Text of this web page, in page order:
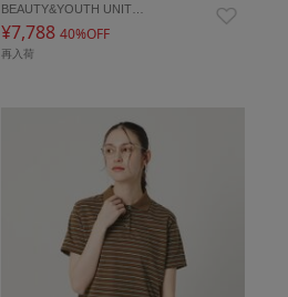
BEAUTY&YOUTH UNIT…
¥7,788 40%OFF
再入荷